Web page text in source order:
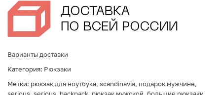
Варианты доставки
Категория: Рюкзаки
Метки: рюкзак для ноутбука, scandinavia, подарок мужчине,